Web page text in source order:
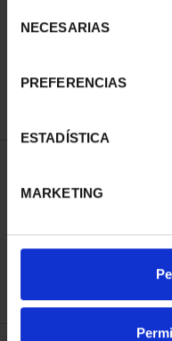
NECESARIAS
PREFERENCIAS
ESTADÍSTICA
MARKETING
3.796,00 €